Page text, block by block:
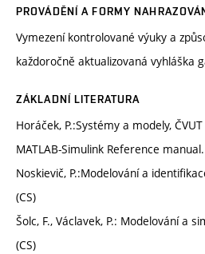
PROVÁDĚNÍ A FORMY
Vymezení kontrolované výuky a
každoročně aktualizovaná vyhláška
ZÁKLADNÍ LITERATURA
Horáček, P.:Systémy a modely,
MATLAB-Simulink Reference
Noskievič, P.:Modelování a
(CS)
Šolc, F., Václavek, P.: Modelování a
(CS)